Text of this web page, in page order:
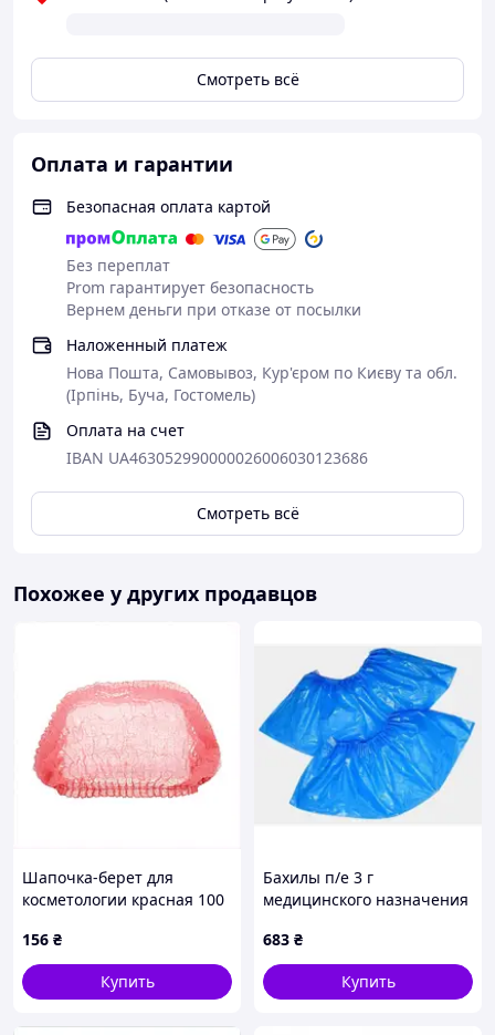
Смотреть всё
Оплата и гарантии
Безопасная оплата картой
Без переплат
Prom гарантирует безопасность
Вернем деньги при отказе от посылки
Наложенный платеж
Нова Пошта, Самовывоз, Кур'єром по Києву та обл.
(Ірпінь, Буча, Гостомель)
Оплата на счет
IBAN UA463052990000026006030123686
Смотреть всё
Похожее у других продавцов
Шапочка-берет для
косметологии красная 100
156 ₴
Купить
Бахилы п/е 3 г
медицинского назначения
Артикул Sanorma3
683 ₴
Купить